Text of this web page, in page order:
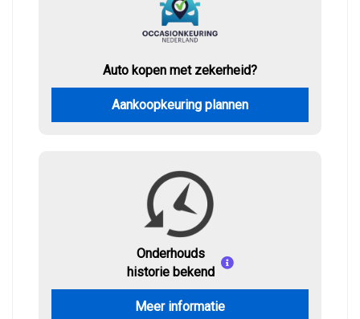
Auto kopen met zekerheid?
Aankoopkeuring plannen
Onderhouds
historie bekend
Meer informatie